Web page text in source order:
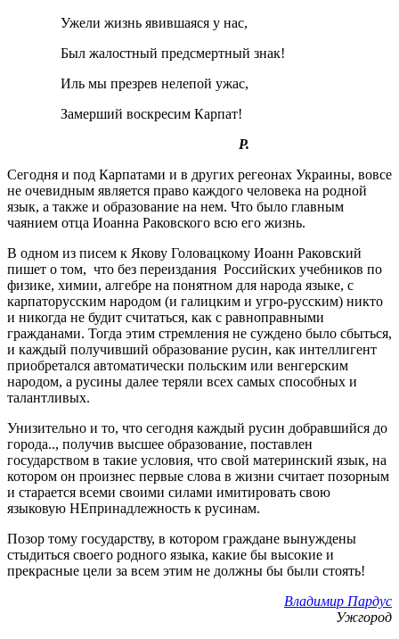
Ужели жизнь явившаяся у нас,
Был жалостный предсмертный знак!
Иль мы презрев нелепой ужас,
Замерший воскресим Карпат!
Р.
Сегодня и под Карпатами и в других регеонах Украины, вовсе
не очевидным является право каждого человека на родной
язык, а также и образование на нем. Что было главным
чаянием отца Иоанна Раковского всю его жизнь.
В одном из писем к Якову Головацкому Иоанн Раковский
пишет о том, что без переиздания Российских учебников по
физике, химии, алгебре на понятном для народа языке, с
карпаторусским народом (и галицким и угро-русским) никто
и никогда не будит считаться, как с равноправными
гражданами. Тогда этим стремления не суждено было сбыться,
и каждый получивший образование русин, как интеллигент
приобретался автоматически польским или венгерским
народом, а русины далее теряли всех самых способных и
талантливых.
Унизительно и то, что сегодня каждый русин добравшийся до
города.., получив высшее образование, поставлен
государством в такие условия, что свой материнский язык, на
котором он произнес первые слова в жизни считает позорным
и старается всеми своими силами имитировать свою
языковую НЕпринадлежность к русинам.
Позор тому государству, в котором граждане вынуждены
стыдиться своего родного языка, какие бы высокие и
прекрасные цели за всем этим не должны бы были стоять!
Владимир Пардус
Ужгород